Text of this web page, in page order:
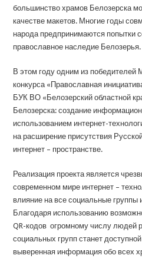
большинство храмов Белозерска
качестве макетов. Многие годы
народа предпринимаются попытки
православное наследие Белозерья.
В этом году одним из победителей
конкурса «Православная
БУК ВО «Белозерский областной
Белозерска: создание
использованием интернет-
на расширение присутствия
интернет – пространстве.
Реализация проекта является
современном мире интернет –
влияние на все социальные
Благодаря использованию
QR-кодов огромному числу людей
социальных групп станет
выверенная информация обо всех